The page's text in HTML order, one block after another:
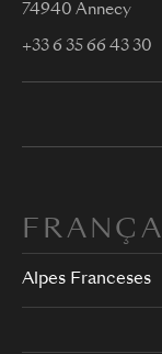
74940 Annecy
+33 6 35 66 43 30
FRANÇA
Alpes Franceses